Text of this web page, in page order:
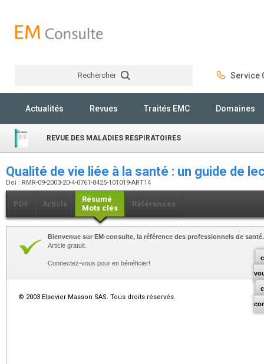
Rechercher Service
Actualités Revues Traités EMC Domaines
REVUE DES MALADIES RESPIRATOIRES
Qualité de vie liée à la santé : un guide de
Doi : RMR-09-2003-20-4-0761-8425-101019-ART14
PDF Article
Résumé
Mots clés
Références
Bienvenue sur EM-consulte, la référence des professionnels de santé.
Article gratuit.
Connectez-vous pour en bénéficier!
© 2003 Elsevier Masson SAS. Tous droits réservés.